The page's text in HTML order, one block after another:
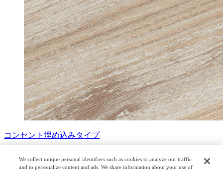
コンセント埋め込みタイプ
1セット：定格電圧100V、定格電流15A、コード長さ3ｍ、
We collect unique personal identifiers such as cookies to analyze our traffic
and to personalize content and ads. We share information about your use of